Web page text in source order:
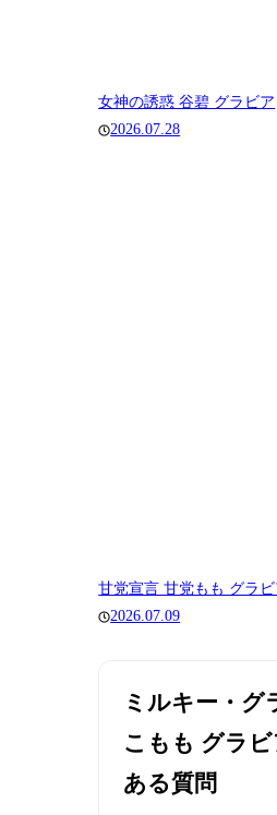
女神の誘惑 谷碧 グラビア
2026.07.28
甘党宣言 甘党もも グラビ
2026.07.09
ミルキー・グ
こもも グラビ
ある質問